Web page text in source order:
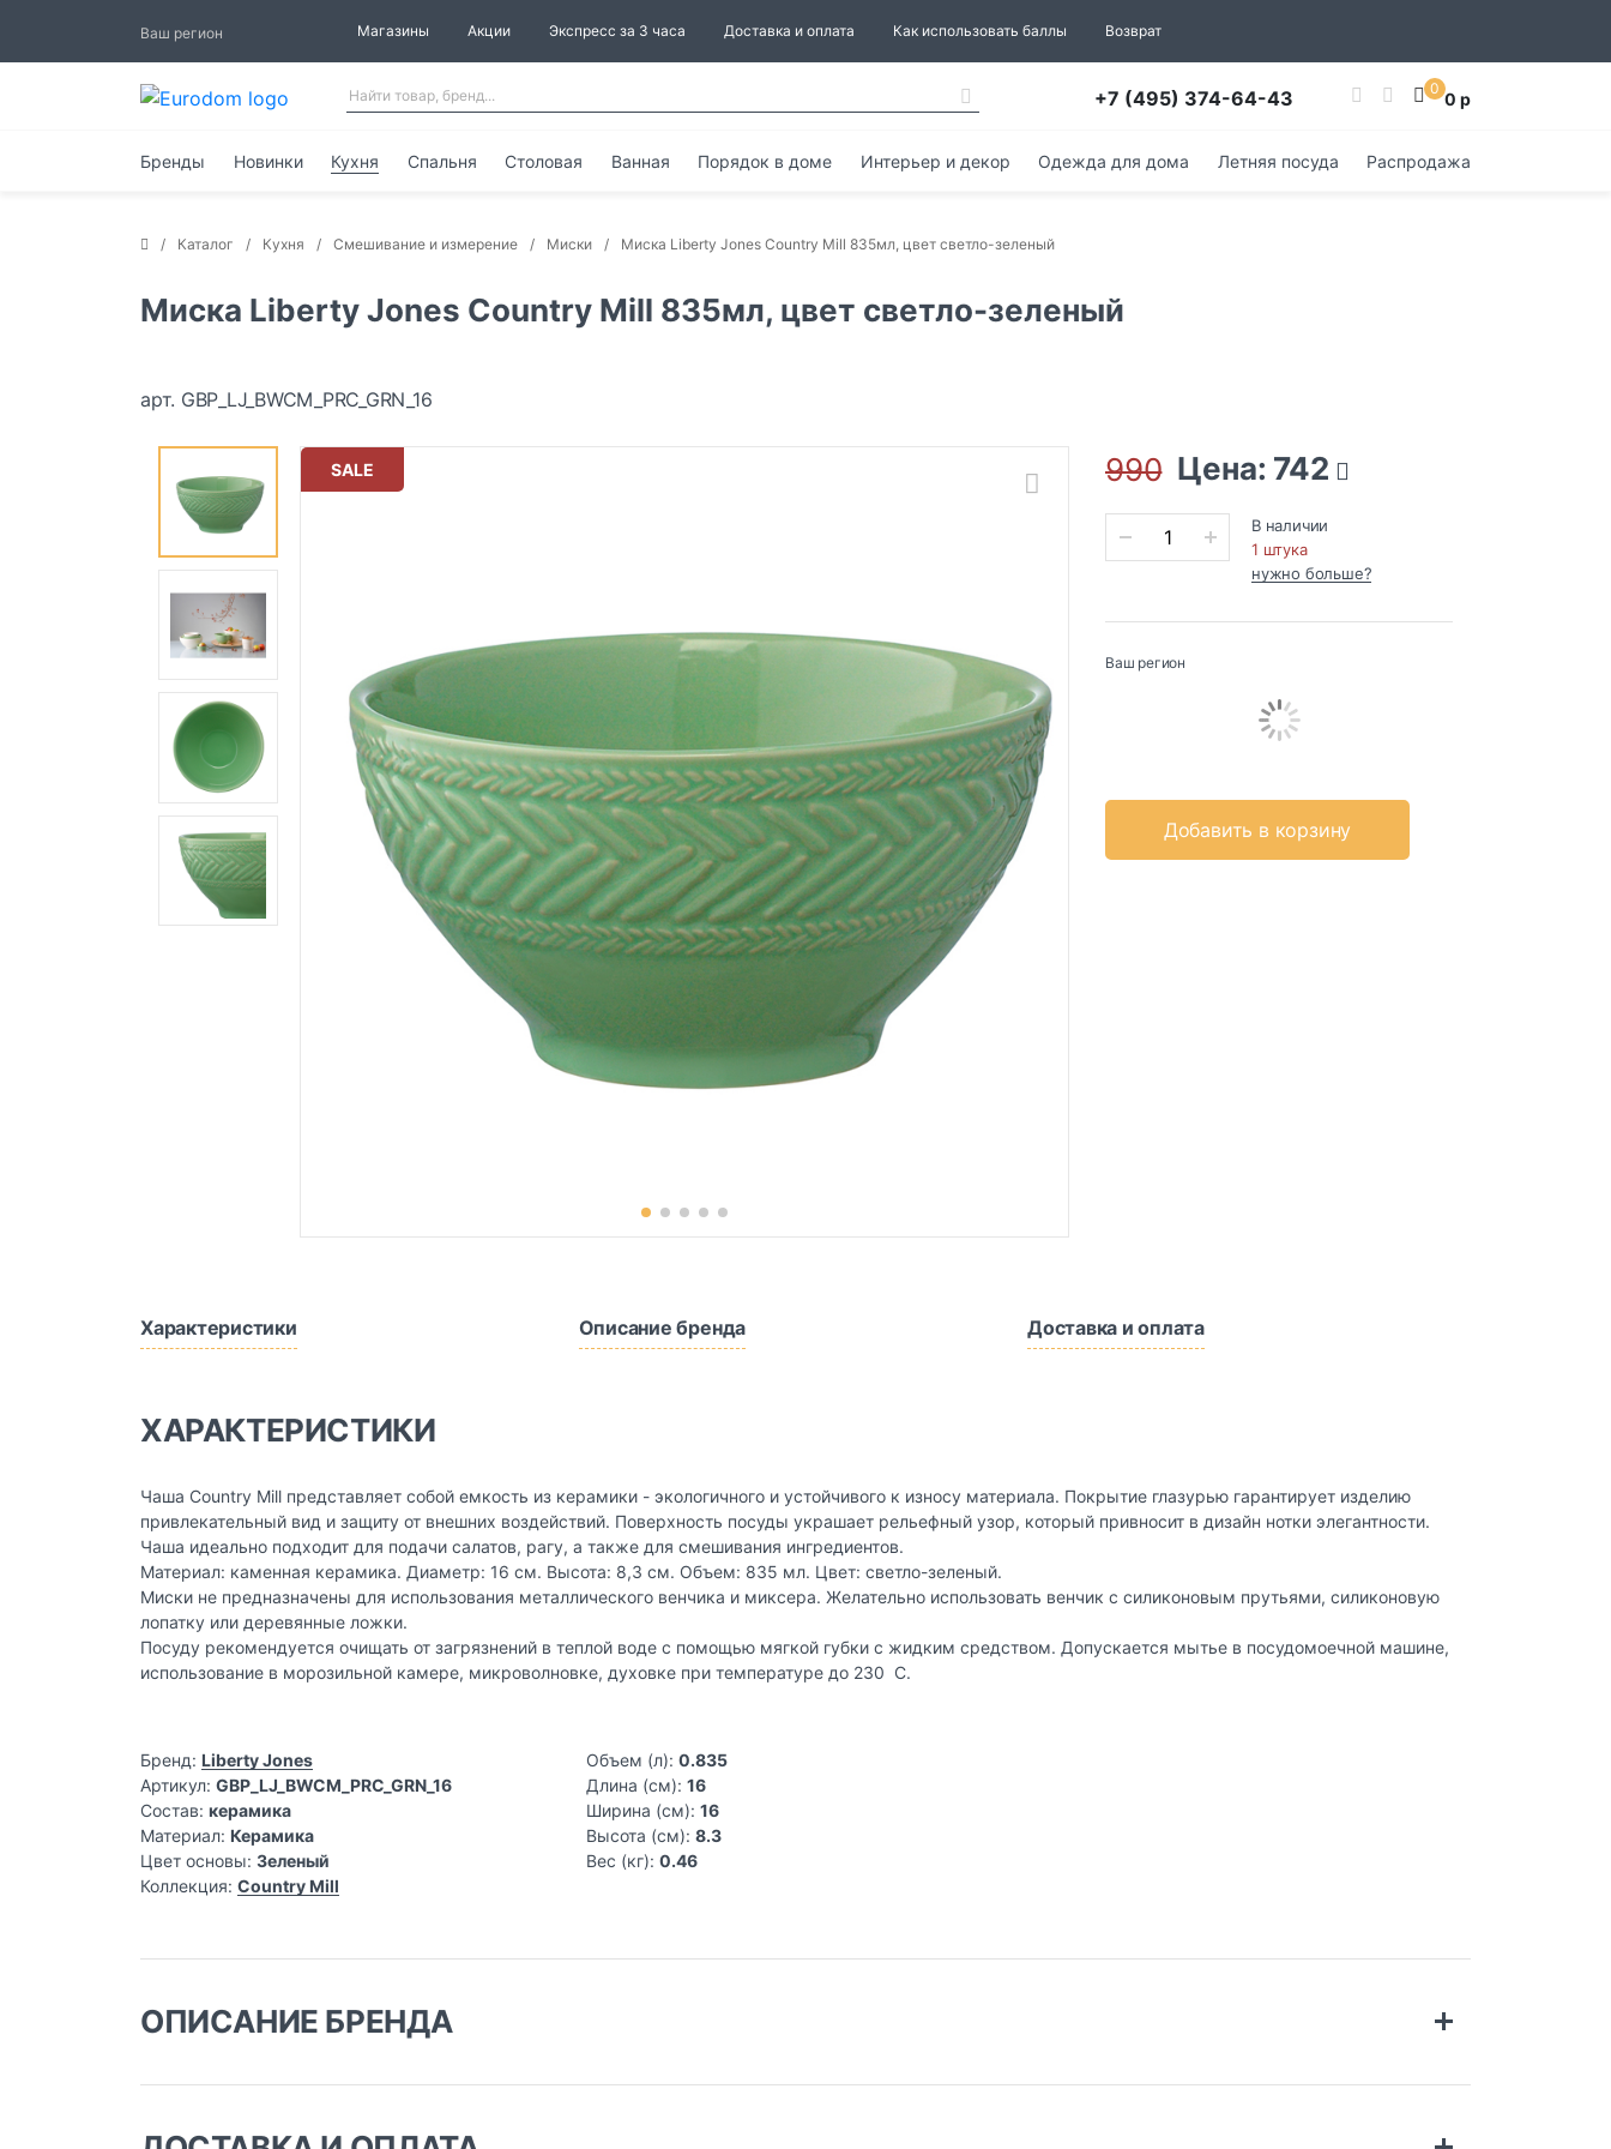
Ваш регион Магазины Акции Экспресс за 3 часа Доставка и оплата Как использовать баллы Возврат
+7 (495) 374-64-43 0 0 р
Бренды Новинки Кухня Спальня Столовая Ванная Порядок в доме Интерьер и декор Одежда для дома Летняя посуда Распродажа
Каталог Кухня Смешивание и измерение Миски Миска Liberty Jones Country Mill 835мл, цвет светло-зеленый
Миска Liberty Jones Country Mill 835мл, цвет светло-зеленый
арт. GBP_LJ_BWCM_PRC_GRN_16
SALE 990 Цена: 742
В наличии
1 штука
нужно больше?
Ваш регион
Добавить в корзину
Характеристики Описание бренда Доставка и оплата
ХАРАКТЕРИСТИКИ
Чаша Сountry Mill представляет собой емкость из керамики - экологичного и устойчивого к износу материала. Покрытие глазурью гарантирует изделию
привлекательный вид и защиту от внешних воздействий. Поверхность посуды украшает рельефный узор, который привносит в дизайн нотки элегантности.
Чаша идеально подходит для подачи салатов, рагу, а также для смешивания ингредиентов.
Материал: каменная керамика. Диаметр: 16 см. Высота: 8,3 см. Объем: 835 мл. Цвет: светло-зеленый.
Миски не предназначены для использования металлического венчика и миксера. Желательно использовать венчик с силиконовым прутьями, силиконовую
лопатку или деревянные ложки.
Посуду рекомендуется очищать от загрязнений в теплой воде с помощью мягкой губки с жидким средством. Допускается мытье в посудомоечной машине,
использование в морозильной камере, микроволновке, духовке при температуре до 230 C.
Бренд: Liberty Jones
Артикул: GBP_LJ_BWCM_PRC_GRN_16
Состав: керамика
Материал: Керамика
Цвет основы: Зеленый
Коллекция: Country Mill
Объем (л): 0.835
Длина (см): 16
Ширина (см): 16
Высота (см): 8.3
Вес (кг): 0.46
ОПИСАНИЕ БРЕНДА